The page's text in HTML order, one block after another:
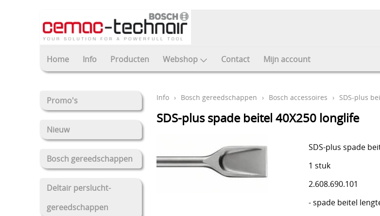
Home Info Producten Webshop Contact Mijn account
Promo's
Nieuw
Bosch gereedschappen
Deltair perslucht-
gereedschappen
Info › Bosch gereedschappen › Bosch accessoires › SDS-plus
SDS-plus spade beitel 40X250 longlife
SDS-plus spade
1 stuk
2.608.690.101
- spade beitel